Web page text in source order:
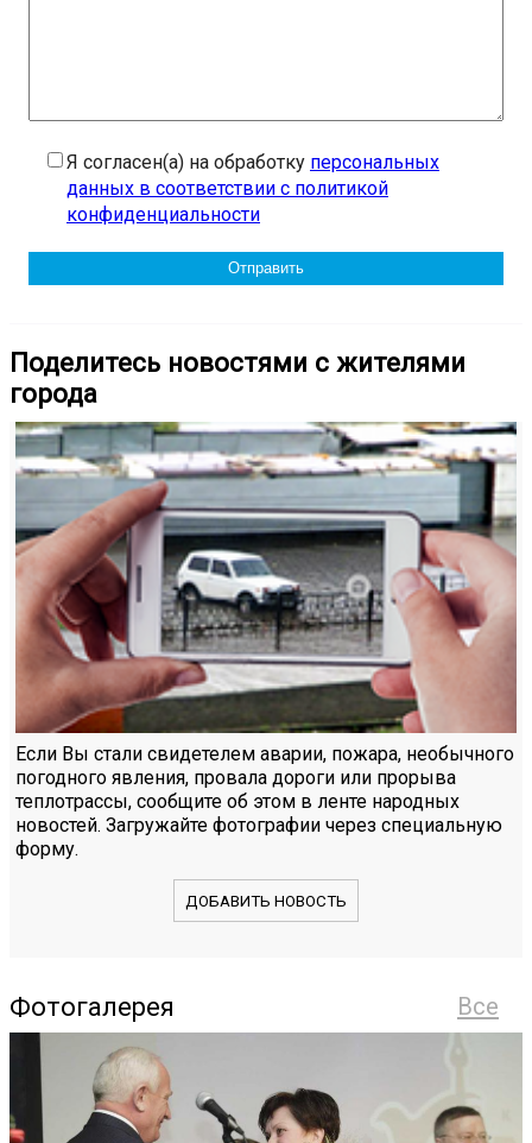
Я согласен(а) на обработку персональных
данных в соответствии с политикой
конфиденциальности
Поделитесь новостями с жителями
города
Если Вы стали свидетелем аварии, пожара, необычного
погодного явления, провала дороги или прорыва
теплотрассы, сообщите об этом в ленте народных
новостей. Загружайте фотографии через специальную
форму.
ДОБАВИТЬ НОВОСТЬ
Все
Фотогалерея